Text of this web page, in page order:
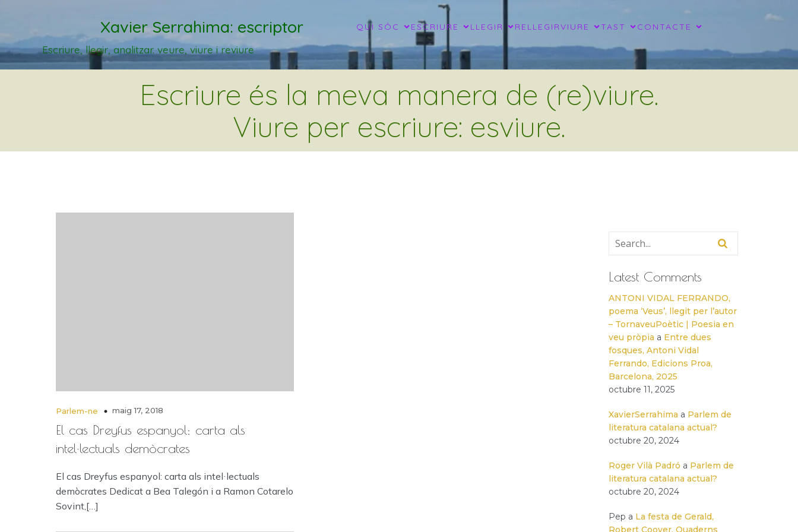
Xavier Serrahima: escriptor QUI SÓC ESCRIURE LLEGIR RELLEGIRVIURE TAST CONTACTE
Escriure, llegir, analitzar. veure, viure i reviure
Escriure és la meva manera de (re)viure.
Viure per escriure: esviure.
Parlem-ne maig 17, 2018
El cas Dreyfus espanyol: carta als
intel·lectuals demòcrates
El cas Dreyfus espanyol: carta als intel·lectuals
demòcrates Dedicat a Bea Talegón i a Ramon Cotarelo
Sovint,[…]
Latest Comments
ANTONI VIDAL FERRANDO,
poema ‘Veus’, llegit per l’autor
– TornaveuPoètic | Poesia en
veu pròpia a Entre dues
fosques, Antoni Vidal
Ferrando, Edicions Proa,
Barcelona, 2025
octubre 11, 2025
XavierSerrahima a Parlem de
literatura catalana actual?
octubre 20, 2024
Roger Vilà Padró a Parlem de
literatura catalana actual?
octubre 20, 2024
Pep a La festa de Gerald,
Robert Coover, Quaderns